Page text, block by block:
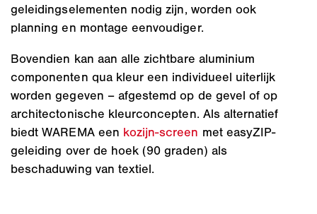
geleidingselementen nodig zijn, worden ook
planning en montage eenvoudiger.
Bovendien kan aan alle zichtbare aluminium
componenten qua kleur een individueel uiterlijk
worden gegeven – afgestemd op de gevel of op
architectonische kleurconcepten. Als alternatief
biedt WAREMA een kozijn-screen met easyZIP-
geleiding over de hoek (90 graden) als
beschaduwing van textiel.